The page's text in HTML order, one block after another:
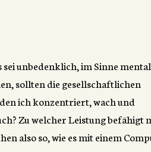
unbedenklich, im Sinne
sollten die gesellschaftlichen
ich konzentriert, wach und
Zu welcher Leistung befähigt
also so, wie es mit einem